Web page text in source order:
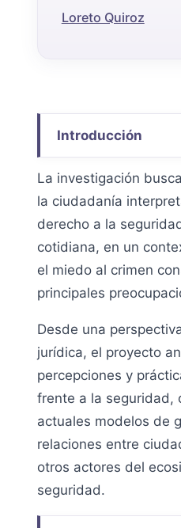
Loreto Quiroz
Introducción
La investigación
la ciudadanía
derecho a la
cotidiana, en un
el miedo al crimen
principales
Desde una
jurídica, el proyecto
percepciones y
frente a la seguridad,
actuales modelos de
relaciones entre
otros actores del
seguridad.